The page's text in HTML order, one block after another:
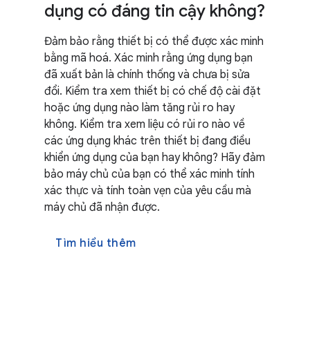
dụng có đáng tin cậy không?
Đảm bảo rằng thiết bị có thể được xác minh
bằng mã hoá. Xác minh rằng ứng dụng bạn
đã xuất bản là chính thống và chưa bị sửa
đổi. Kiểm tra xem thiết bị có chế độ cài đặt
hoặc ứng dụng nào làm tăng rủi ro hay
không. Kiểm tra xem liệu có rủi ro nào về
các ứng dụng khác trên thiết bị đang điều
khiển ứng dụng của bạn hay không? Hãy đảm
bảo máy chủ của bạn có thể xác minh tính
xác thực và tính toàn vẹn của yêu cầu mà
máy chủ đã nhận được.
Tìm hiểu thêm